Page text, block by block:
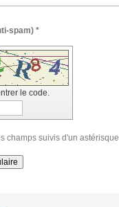
Captcha (code anti-spam) *
le code.
champs suivis d'un astérisque